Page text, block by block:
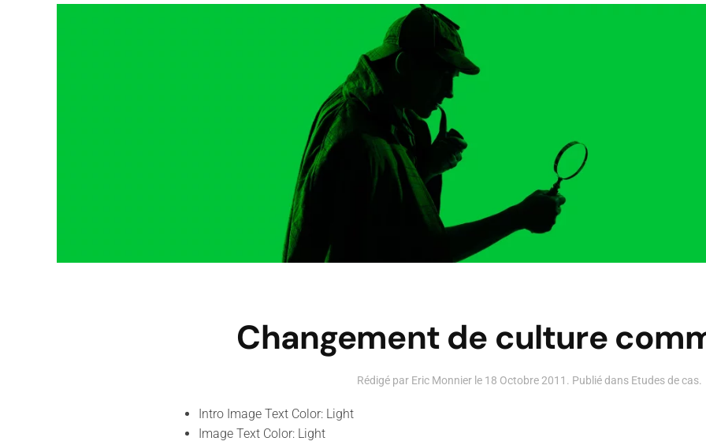
Changement de culture
Rédigé par Eric Monnier le 18 Octobre 2011 . Publié dans Etudes de cas.
Intro Image Text Color: Light
Image Text Color: Light